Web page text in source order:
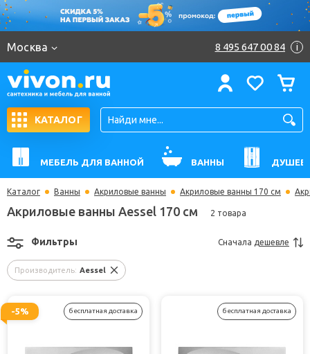
Москва 8 495 647 00 84 i
КАТАЛОГ
МЕБЕЛЬ ДЛЯ ВАННОЙ ВАННЫ
Каталог Ванны Акриловые ванны Акриловые ванны 170 см
Акриловые ванны Aessel 170 см 2 товара
Производитель: Aessel
Фильтры Сначала дешевле
-5% бесплатная доставка бесплатная доставка